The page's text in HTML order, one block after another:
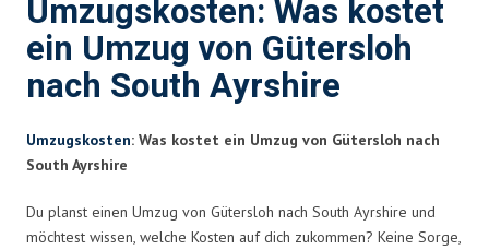
Umzugskosten: Was kostet
ein Umzug von Gütersloh
nach South Ayrshire
Umzugskosten: Was kostet ein Umzug von Gütersloh nach
South Ayrshire
Du planst einen Umzug von Gütersloh nach South Ayrshire und
möchtest wissen, welche Kosten auf dich zukommen? Keine Sorge,